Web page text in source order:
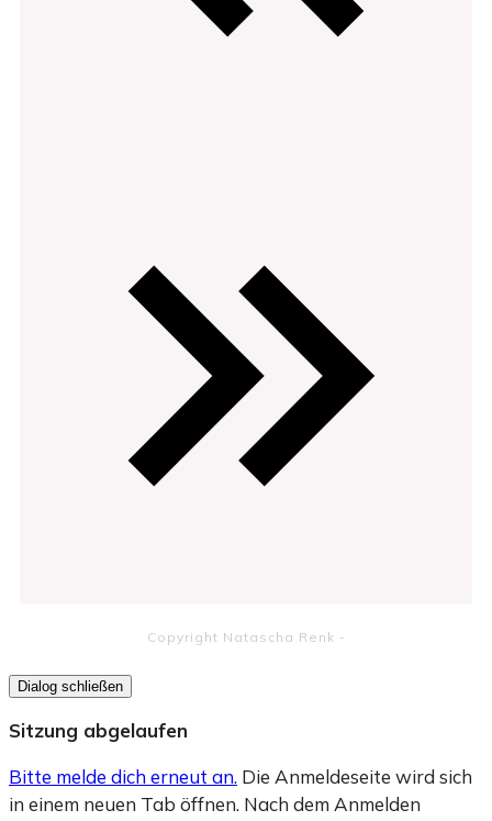
Copyright Natascha Renk -
Dialog schließen
Sitzung abgelaufen
Bitte melde dich erneut an. Die Anmeldeseite wird sich
in einem neuen Tab öffnen. Nach dem Anmelden